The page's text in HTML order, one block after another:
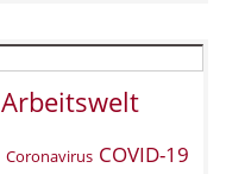
Arbeitswelt
Coronavirus COVID-19